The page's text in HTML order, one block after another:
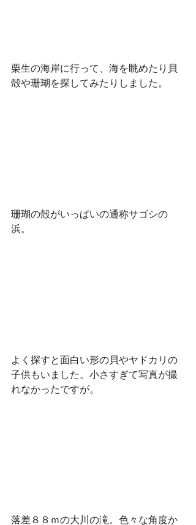
栗生の海岸に行って、海を眺めたり貝
殻や珊瑚を探してみたりしました。
珊瑚の殻がいっぱいの通称サゴシの
浜。
よく探すと面白い形の貝やヤドカリの
子供もいました。小さすぎて写真が撮
れなかったですが。
落差８８ｍの大川の滝。色々な角度か